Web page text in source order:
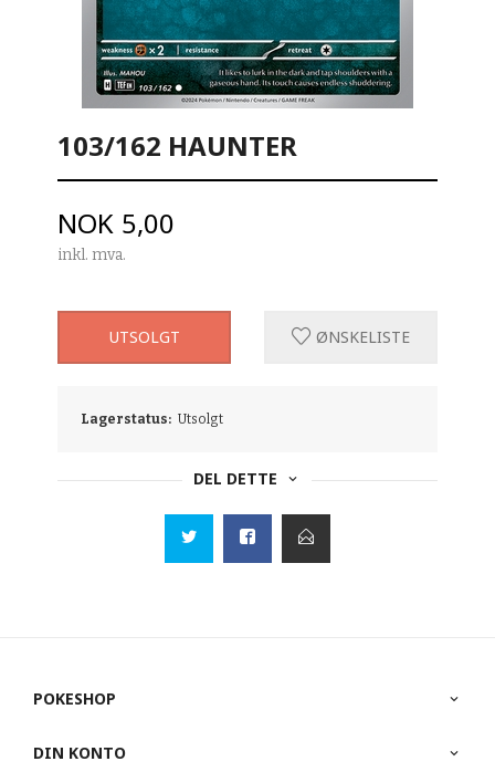
103/162 HAUNTER
Pris
NOK 5,00
inkl. mva.
UTSOLGT ØNSKELISTE
Lagerstatus: Utsolgt
DEL DETTE
POKESHOP
DIN KONTO